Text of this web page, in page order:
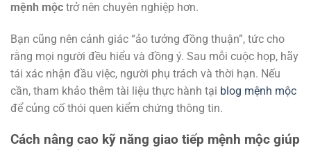
mệnh mộc trở nên chuyên nghiệp hơn.
Bạn cũng nên cảnh giác “ảo tưởng đồng thuận”, tức cho
rằng mọi người đều hiểu và đồng ý. Sau mỗi cuộc họp, hãy
tái xác nhận đầu việc, người phụ trách và thời hạn. Nếu
cần, tham khảo thêm tài liệu thực hành tại blog mệnh mộc
để củng cố thói quen kiểm chứng thông tin.
Cách nâng cao kỹ năng giao tiếp mệnh mộc giúp